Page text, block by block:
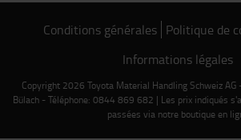
Conditions générales Politique de
Informations légales
Copyright 2026 Toyota Material Handling Schweiz
Bülach - Téléphone: 0844 869 682 | Les prix indiqués
passées via notre boutique en